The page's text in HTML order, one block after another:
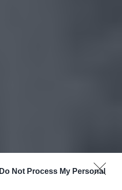
Do Not Process My Personal